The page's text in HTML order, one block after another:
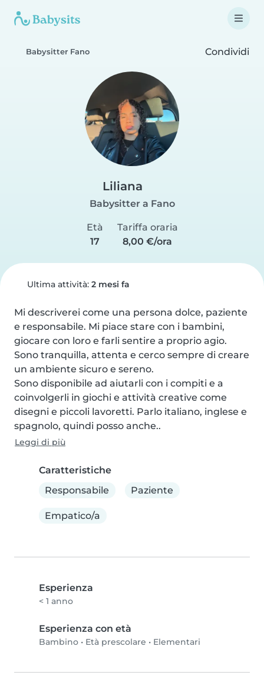
Babysitter Fano Condividi
Liliana
Babysitter a Fano
Età
17
Tariffa oraria
8,00 €/ora
Ultima attività: 2 mesi fa
Mi descriverei come una persona dolce, paziente
e responsabile. Mi piace stare con i bambini,
giocare con loro e farli sentire a proprio agio.
Sono tranquilla, attenta e cerco sempre di creare
un ambiente sicuro e sereno.
Sono disponibile ad aiutarli con i compiti e a
coinvolgerli in giochi e attività creative come
disegni e piccoli lavoretti. Parlo italiano, inglese e
spagnolo, quindi posso anche..
Leggi di più
Caratteristiche
Responsabile
Paziente
Empatico/a
Esperienza
< 1 anno
Esperienza con età
Bambino • Età prescolare • Elementari